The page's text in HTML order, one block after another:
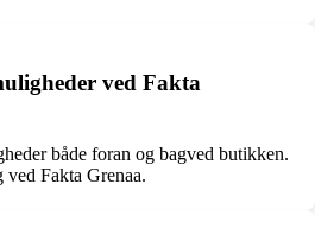
ved Fakta
både foran og bagved butikken.
Fakta Grenaa.